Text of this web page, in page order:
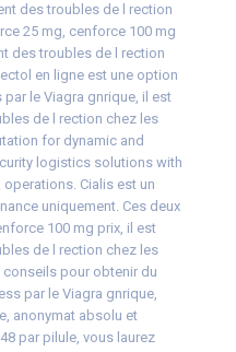
des troubles de l rection
25 mg, cenforce 100 mg
des troubles de l rection
en ligne est une option
le Viagra gnrique, il est
de l rection chez les
for dynamic and
logistics solutions with
Cialis est un
uniquement. Ces deux
100 mg prix, il est
de l rection chez les
pour obtenir du
par le Viagra gnrique,
anonymat absolu et
par pilule, vous laurez